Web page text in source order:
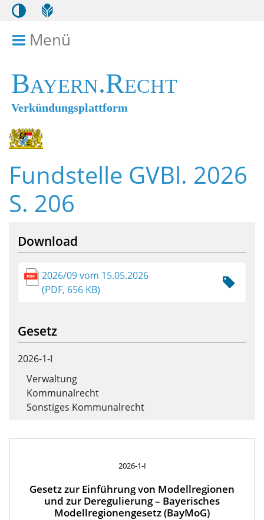
Menü
Bayern.Recht
Verkündungsplattform
Fundstelle GVBl. 2026
S. 206
Download
2026/09 vom 15.05.2026
(PDF, 656 KB)
Gesetz
2026-1-I
Verwaltung
Kommunalrecht
Sonstiges Kommunalrecht
2026-1-I
Gesetz zur Einführung von Modellregionen
und zur Deregulierung – Bayerisches
Modellregionengesetz (BayMoG)